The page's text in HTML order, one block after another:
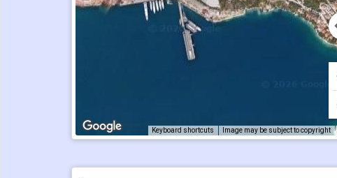
Keyboard shortcuts Image may be subject to copyright